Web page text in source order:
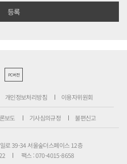
PC버전
개인정보처리방침 이용자위원회
보도 기사심의규정 불편신고
로 39-34 서울숲더스페이스 12층
팩스 : 070-4015-8658